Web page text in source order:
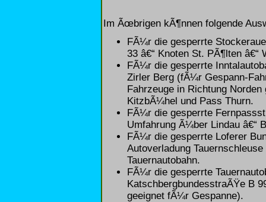
Im Ãœbrigen kÃ¶nnen folgende
FÃ¼r die gesperrte
33 â€“ Knoten St. PÃ¶lten â€“
FÃ¼r die gesperrte
Zirler Berg (fÃ¼r Gespann-
Fahrzeuge in Richtung
KitzbÃ¼hel und Pass Thurn.
FÃ¼r die gesperrte
Umfahrung Ã¼ber Lindau â€“
FÃ¼r die gesperrte Loferer
Autoverladung
Tauernautobahn.
FÃ¼r die gesperrte
KatschbergbundesstraÃŸe B
geeignet fÃ¼r Gespanne).